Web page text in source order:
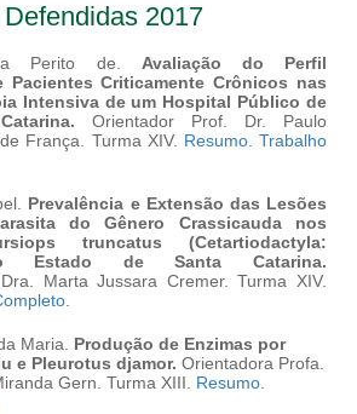
2017
Perito de. Avaliação do Perfil
Pacientes Criticamente Crônicos nas
Intensiva de um Hospital Público de
Orientador Prof. Dr. Paulo
França. Turma XIV. Resumo.Trabalho
Prevalência e Extensão das Lesões
do Gênero Crassicaudanos
truncatus (Cetartiodactyla:
Estado de Santa Catarina.
Marta Jussara Cremer. Turma XIV.
.
Maria. Produção de Enzimas por
e Pleurotus djamor. Orientadora Profa.
Gern. Turma XIII. Resumo.